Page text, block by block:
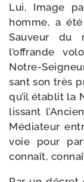
Lui, Image
homme, a
Sauveur du
l’offrande
Notre-​
sant son très
qu’il éta­blit la
lis­sant
Médiateur
voie pour
connaît,